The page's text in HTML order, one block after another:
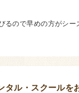
るので早めの方がシー
タル・スクールを